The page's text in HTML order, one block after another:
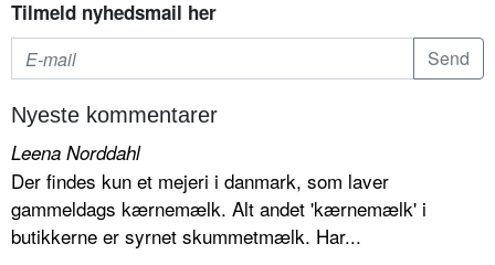
Tilmeld nyhedsmail her
Nyeste kommentarer
Leena Norddahl
Der findes kun et mejeri i danmark, som laver
gammeldags kærnemælk. Alt andet 'kærnemælk' i
butikkerne er syrnet skummetmælk. Har...